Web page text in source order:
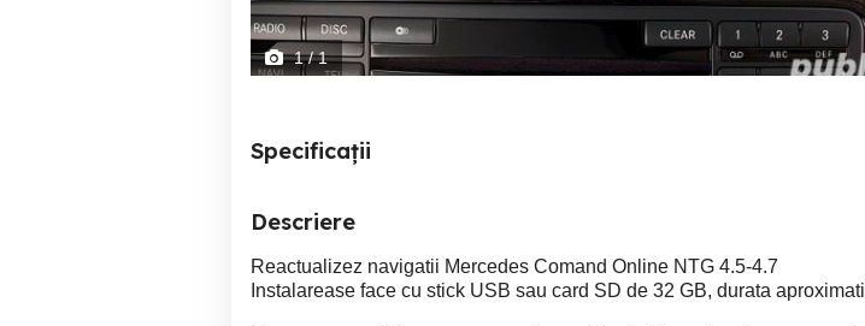
1/ 1
Specificații
Descriere
Reactualizez navigatii Mercedes Comand Online NTG 4.5-4.7
Instalarease face cu stick USB sau card SD de 32 GB, durata